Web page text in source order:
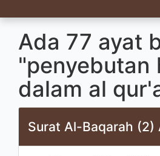
Ada 77 ayat
"penyebutan
dalam al
Surat Al-Baqarah (2)